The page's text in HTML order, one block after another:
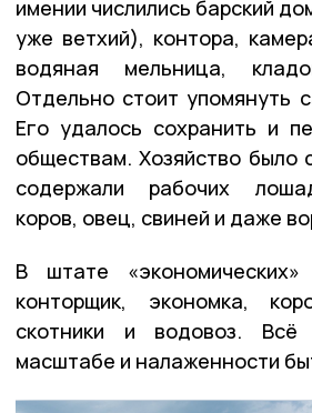
имении числились барский
уже ветхий), контора,
водяная мельница,
Отдельно стоит упомянуть
Его удалось сохранить и
обществам. Хозяйство было
содержали рабочих
коров, овец, свиней и даже
В штате
конторщик, экономка,
скотники и водовоз.
масштабе и налаженности